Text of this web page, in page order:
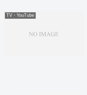
TV・YouTube